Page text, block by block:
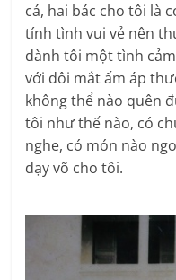
cá, hai bác cho tôi là
tính tình vui vẻ nên
dành tôi một tình
với đôi mắt ấm áp
không thể nào quên
tôi như thế nào, có
nghe, có món nào
dạy võ cho tôi.